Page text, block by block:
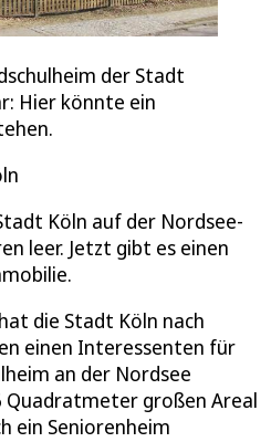
der Stadt
Hier könnte ein
Köln auf der Nordsee-
leer. Jetzt gibt es einen
die Stadt Köln nach
einen Interessenten für
an der Nordsee
Quadratmeter großen Areal
ein Seniorenheim